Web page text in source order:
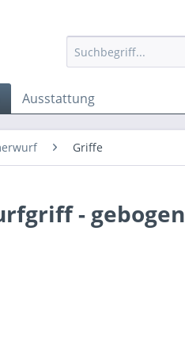
Ausstattung
Griffe
- gebogen